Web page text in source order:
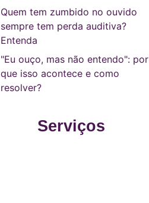
Quem tem zumbido no ouvido
sempre tem perda auditiva?
Entenda
"Eu ouço, mas não entendo": por
que isso acontece e como
resolver?
Serviços